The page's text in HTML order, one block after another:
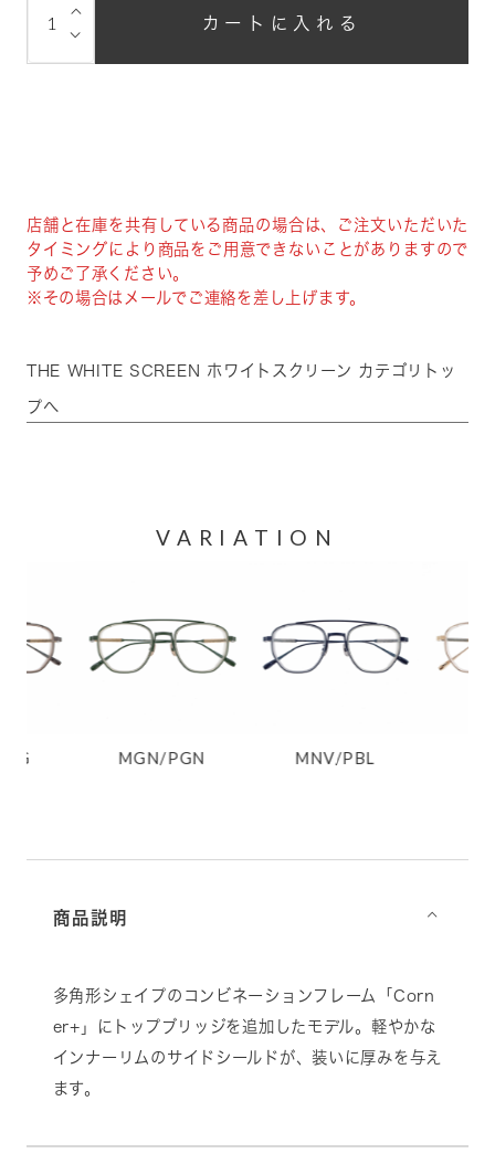
⌵
⌵ カートに入れる
店舗と在庫を共有している商品の場合は、ご注文いただいた
タイミングにより商品をご用意できないことがありますので
予めご了承ください。
※その場合はメールでご連絡を差し上げます。
THE WHITE SCREEN ホワイトスクリーン カテゴリトッ
プへ
VARIATION
MGN/PGN MNV/PBL
商品説明 ⌵
多角形シェイプのコンビネーションフレーム「Corn
er+」にトップブリッジを追加したモデル。軽やかな
インナーリムのサイドシールドが、装いに厚みを与え
ます。